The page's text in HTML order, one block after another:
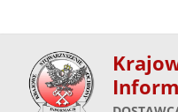
to
content